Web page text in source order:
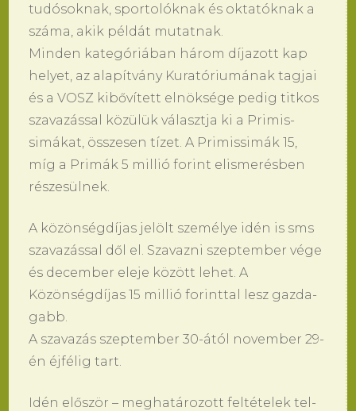
tudósok­nak, spor­tolóknak és ok­tatóknak a
száma, akik példát mu­tat­nak.
Min­den ka­tegóriában három díja­zott kap
he­lyet, az alapítvány Ku­ratóriumának tag­jai
és a VOSZ kibővített elnöksége pe­dig tit­kos
sza­vazással közülük választ­ja ki a Pri­mis­
simákat, össze­sen tízet. A Pri­mis­simák 15,
míg a Primák 5 mil­lió fo­rint el­is­merésben
részesülnek.
A közönségdíjas jelölt személye idén is sms
sza­vazással dől el. Sza­vaz­ni szep­tem­ber vége
és de­cem­ber ele­je között le­het. A
Közönségdíjas 15 mil­lió fo­rint­tal lesz gaz­da­
gabb.
A sza­vazás szep­tem­ber 30-ától no­vem­ber 29-
én éjfélig tart.
Idén először – meg­határo­zott feltéte­lek tel­